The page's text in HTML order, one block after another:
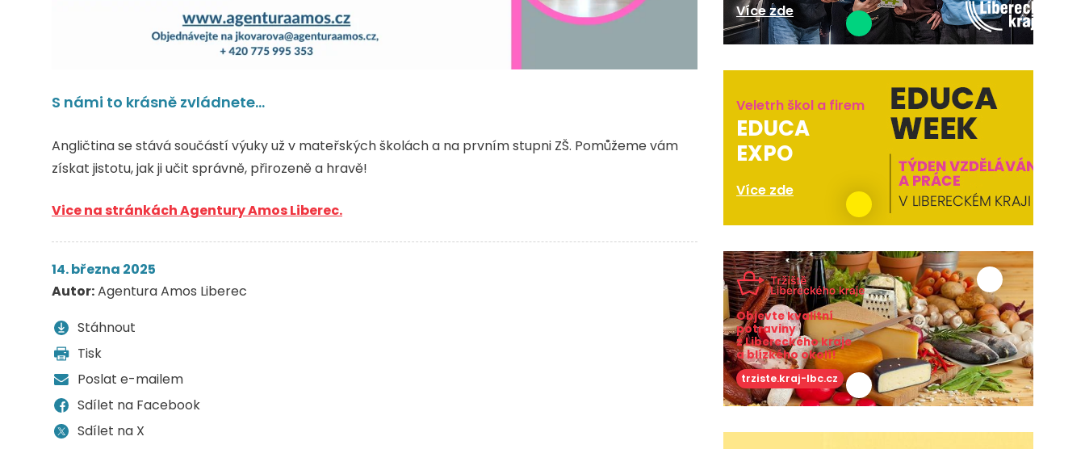
S námi to krásně zvládnete...
Angličtina se stává součástí výuky už v mateřských školách a na prvním stupni ZŠ. Pomůžeme vám
získat jistotu, jak ji učit správně, přirozeně a hravě!
Vice na stránkách Agentury Amos Liberec.
14. března 2025
Autor:Agentura Amos Liberec
Stáhnout
Tisk
Poslat e-mailem
Sdílet na Facebook
Sdílet na X
Více zde
Veletrh škol a firem
EDUCA
EXPO
Více zde
Objevte kvalitní
potraviny
z Libereckého kraje
a blízkého okolí!
trziste.kraj-lbc.cz